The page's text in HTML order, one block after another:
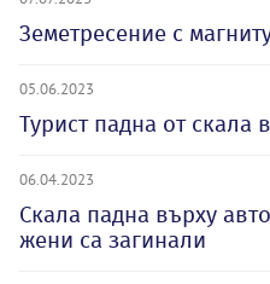
Земетресение с
05.06.2023
Турист падна от скала
06.04.2023
Скала падна върху
жени са загинали